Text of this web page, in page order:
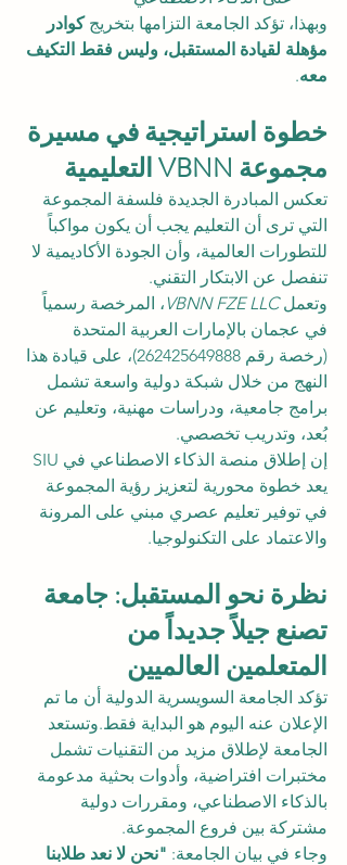
وبهذا، تؤكد الجامعة التزامها بتخريج كوادر
مؤهلة لقيادة المستقبل، وليس فقط التكيف
معه.
خطوة استراتيجية في مسيرة
مجموعة VBNN التعليمية
تعكس المبادرة الجديدة فلسفة المجموعة
التي ترى أن التعليم يجب أن يكون مواكباً
للتطورات العالمية، وأن الجودة الأكاديمية لا
تنفصل عن الابتكار التقني.
وتعمل VBNN FZE LLC، المرخصة رسمياً
في عجمان بالإمارات العربية المتحدة
(رخصة رقم 262425649888)، على قيادة هذا
النهج من خلال شبكة دولية واسعة تشمل
برامج جامعية، ودراسات مهنية، وتعليم عن
بُعد، وتدريب تخصصي.
يعد خطوة محورية لتعزيز رؤية المجموعة
في توفير تعليم عصري مبني على المرونة
والاعتماد على التكنولوجيا.
نظرة نحو المستقبل: جامعة
تصنع جيلاً جديداً من
المتعلمين العالميين
تؤكد الجامعة السويسرية الدولية أن ما تم
الإعلان عنه اليوم هو البداية فقط.وتستعد
الجامعة لإطلاق مزيد من التقنيات تشمل
مختبرات افتراضية، وأدوات بحثية مدعومة
بالذكاء الاصطناعي، ومقررات دولية
مشتركة بين فروع المجموعة.
وجاء في بيان الجامعة: "نحن لا نعد طلابنا